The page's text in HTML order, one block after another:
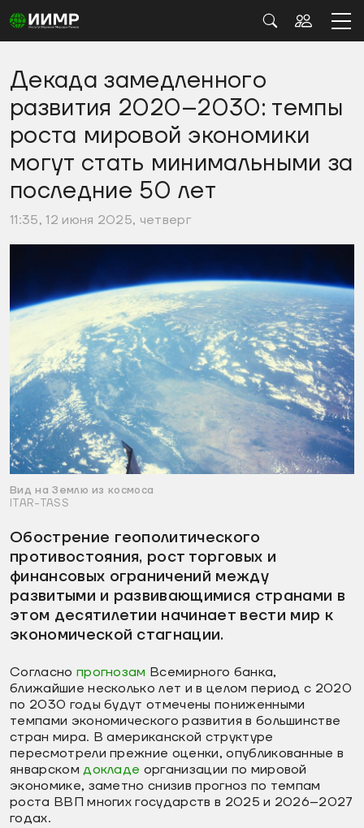
Декада замедленного
развития 2020–2030: темпы
роста мировой экономики
могут стать минимальными за
последние 50 лет
11:35, 12 июня 2025, четверг
Вид на Землю из космоса
ITAR-TASS
Обострение геополитического
противостояния, рост торговых и
финансовых ограничений между
развитыми и развивающимися странами в
этом десятилетии начинает вести мир к
экономической стагнации.
Согласно прогнозам Всемирного банка,
ближайшие несколько лет и в целом период с 2020
по 2030 годы будут отмечены пониженными
темпами экономического развития в большинстве
стран мира. В американской структуре
пересмотрели прежние оценки, опубликованные в
январскомдокладе организации по мировой
экономике, заметно снизив прогноз по темпам
роста ВВП многих государств в 2025 и 2026–2027
годах.